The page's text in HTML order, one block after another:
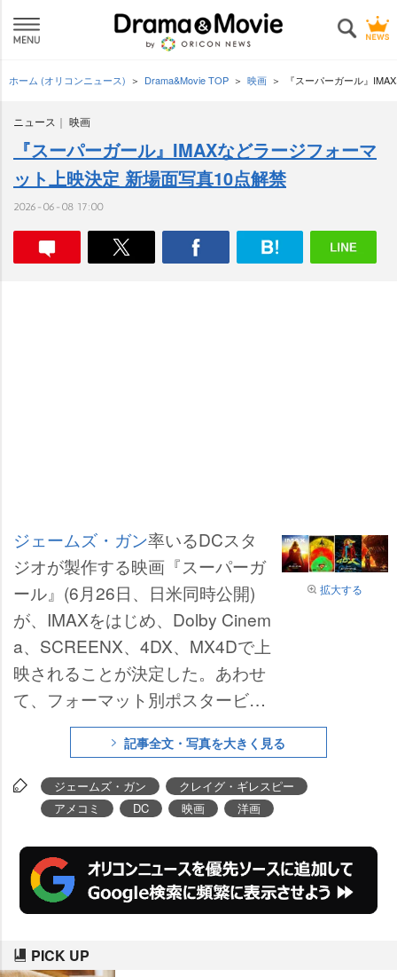
ホーム (オリコンニュース) Drama&Movie TOP 映画 『スーパーガール』
ニュース 映画
『スーパーガール』IMAXなどラージフォーマ
ット上映決定 新場面写真10点解禁
2026-06-08 17:00
拡大する
ジェームズ・ガン率いるDCスタ
ジオが製作する映画『スーパーガ
ール』(6月26日、日米同時公開)
が、IMAXをはじめ、Dolby Cinem
a、SCREENX、4DX、MX4Dで上
映されることが決定した。あわせ
て、フォーマット別ポスタービジ
ュアルと新たな場面写真10点が解
禁された。
記事全文・写真を大きく見る
ジェームズ・ガン
クレイグ・ギレスピー
アメコミ
DC 映画 洋画
PICK UP